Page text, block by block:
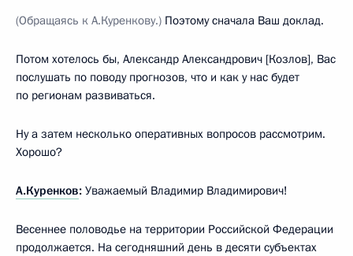
(Обращаясь к А.Куренкову.) Поэтому сначала Ваш доклад.
Потом хотелось бы, Александр Александрович [Козлов], Вас
послушать по поводу прогнозов, что и как у нас будет
по регионам развиваться.
Ну а затем несколько оперативных вопросов рассмотрим.
Хорошо?
А.Куренков: Уважаемый Владимир Владимирович!
Весеннее половодье на территории Российской Федерации
продолжается. На сегодняшний день в десяти субъектах